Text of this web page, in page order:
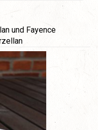
und Fayence